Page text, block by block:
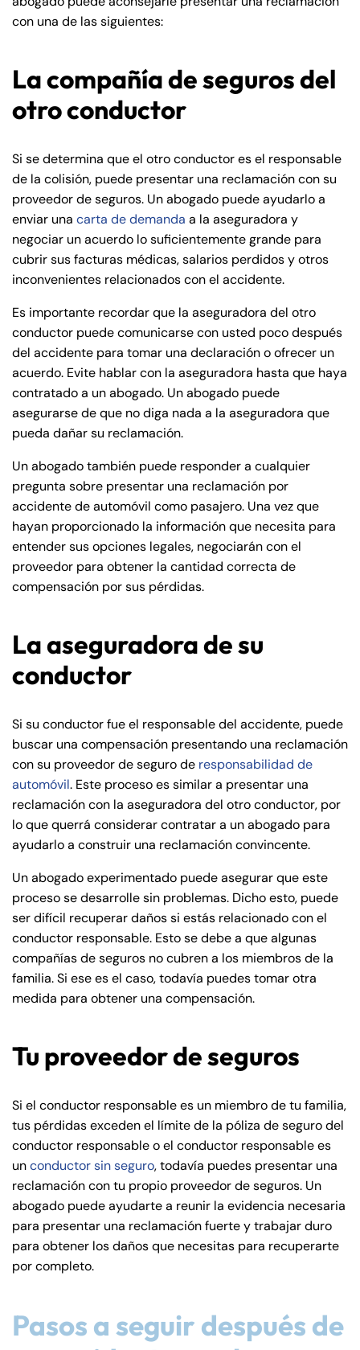
con una de las siguientes:
La compañía de seguros del
otro conductor
Si se determina que el otro conductor es el responsable
de la colisión, puede presentar una reclamación con su
proveedor de seguros. Un abogado puede ayudarlo a
enviar una carta de demanda a la aseguradora y
negociar un acuerdo lo suficientemente grande para
cubrir sus facturas médicas, salarios perdidos y otros
inconvenientes relacionados con el accidente.
Es importante recordar que la aseguradora del otro
conductor puede comunicarse con usted poco después
del accidente para tomar una declaración o ofrecer un
acuerdo. Evite hablar con la aseguradora hasta que haya
contratado a un abogado. Un abogado puede
asegurarse de que no diga nada a la aseguradora que
pueda dañar su reclamación.
Un abogado también puede responder a cualquier
pregunta sobre presentar una reclamación por
accidente de automóvil como pasajero. Una vez que
hayan proporcionado la información que necesita para
entender sus opciones legales, negociarán con el
proveedor para obtener la cantidad correcta de
compensación por sus pérdidas.
La aseguradora de su
conductor
Si su conductor fue el responsable del accidente, puede
buscar una compensación presentando una reclamación
con su proveedor de seguro de responsabilidad de
automóvil. Este proceso es similar a presentar una
reclamación con la aseguradora del otro conductor, por
lo que querrá considerar contratar a un abogado para
ayudarlo a construir una reclamación convincente.
Un abogado experimentado puede asegurar que este
proceso se desarrolle sin problemas. Dicho esto, puede
ser difícil recuperar daños si estás relacionado con el
conductor responsable. Esto se debe a que algunas
compañías de seguros no cubren a los miembros de la
familia. Si ese es el caso, todavía puedes tomar otra
medida para obtener una compensación.
Tu proveedor de seguros
Si el conductor responsable es un miembro de tu familia,
tus pérdidas exceden el límite de la póliza de seguro del
conductor responsable o el conductor responsable es
unconductor sin seguro, todavía puedes presentar una
reclamación con tu propio proveedor de seguros. Un
abogado puede ayudarte a reunir la evidencia necesaria
para presentar una reclamación fuerte y trabajar duro
para obtener los daños que necesitas para recuperarte
por completo.
Pasos a seguir después de
Farmington - Hours
Answering Service
Monday
8:30 AM – 5:00
PM
Enfield - Hours
Answering Service
Monday
8:30 AM – 5:00
PM